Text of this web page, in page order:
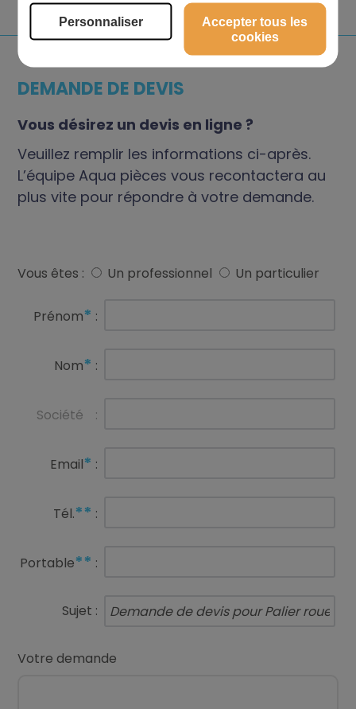
DEMANDE DE DEVIS
Vous désirez un devis en ligne ?
Veuillez remplir les informations ci-après.
L’équipe Aqua pièces vous recontactera au
plus vite pour répondre à votre demande.
Vous êtes : Un professionnel Un particulier
Prénom* :
Nom* :
Société :
Email* :
Tél.** :
Portable** :
Sujet :
Votre demande
Personnaliser
Accepter tous les
cookies